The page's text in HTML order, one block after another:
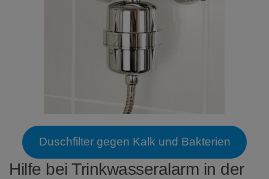
Duschfilter gegen Kalk und Bakterien
Hilfe bei Trinkwasseralarm in der